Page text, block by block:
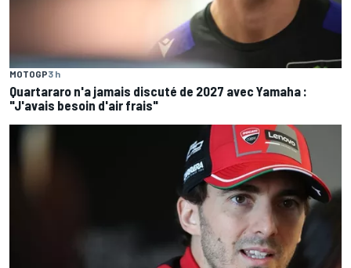
MOTOGP3 h
Quartararo n'a jamais discuté de 2027 avec Yamaha :
"J'avais besoin d'air frais"